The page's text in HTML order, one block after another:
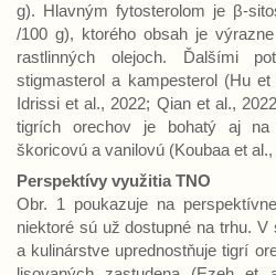
g). Hlavným fytosterolom je β-
/100 g), ktorého obsah je
rastlinných olejoch. Ďalšími
stigmasterol a kampesterol (Hu
Idrissi et al., 2022; Qian et al.,
tigrích orechov je bohatý aj na
škoricovú a vanilovú (Koubaa et
Perspektívy využitia TNO
Obr. 1 poukazuje na
niektoré sú už dostupné na trhu.
a kulinárstve uprednostňuje tigrí